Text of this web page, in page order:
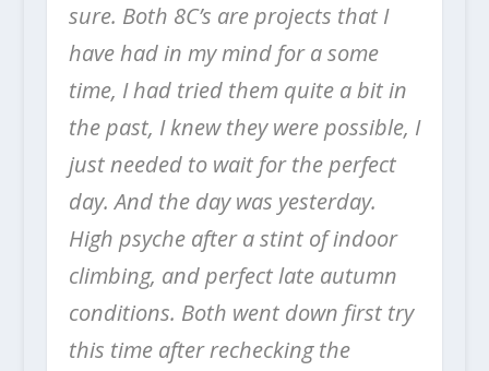
sure. Both 8C’s are projects that I
have had in my mind for a some
time, I had tried them quite a bit in
the past, I knew they were possible, I
just needed to wait for the perfect
day. And the day was yesterday.
High psyche after a stint of indoor
climbing, and perfect late autumn
conditions. Both went down first try
this time after rechecking the